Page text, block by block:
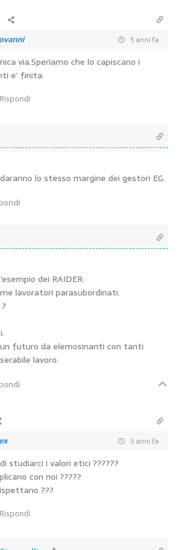
5 anni fa
via.Speriamo che lo capiscano i
e’ finita.
Rispondi
lo stesso margine dei gestori EG.
dei RAIDER.
lavoratori parasubordinati.
futuro da elemosinanti con tanti
lavoro.
5 anni fa
studiarci i valori etici ??????
con noi ?????
???
Rispondi